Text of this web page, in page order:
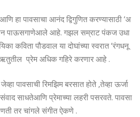
हा पावसाचा आनंद द्विगुणित करण्यासाठी ‘अ
पाऊसगाणेआले आहे. गझल सम्राट पंकज उधा
कविता पौडवाल या दोघांच्या स्वरात ‘रंगधनू
प्रेम अधिक गहिरे करणार आहे .
पावसाची रिमझिम बरसात होते ,तेव्हा ऊर्जा
साधतेआणि प्रेमाच्या लहरी पसरवते. पावसा
तर चांगले संगीत ऐकणे .